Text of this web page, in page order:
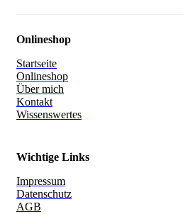
Onlineshop
Startseite
Onlineshop
Über mich
Kontakt
Wissenswertes
Wichtige Links
Impressum
Datenschutz
AGB